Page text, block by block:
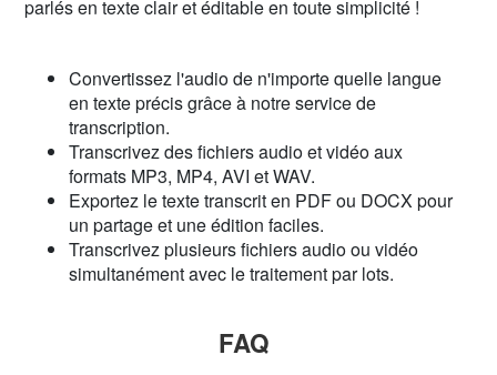
parlés en texte clair et éditable en toute simplicité !
Convertissez l'audio de n'importe quelle langue
en texte précis grâce à notre service de
transcription.
Transcrivez des fichiers audio et vidéo aux
formats MP3, MP4, AVI et WAV.
Exportez le texte transcrit en PDF ou DOCX pour
un partage et une édition faciles.
Transcrivez plusieurs fichiers audio ou vidéo
simultanément avec le traitement par lots.
FAQ